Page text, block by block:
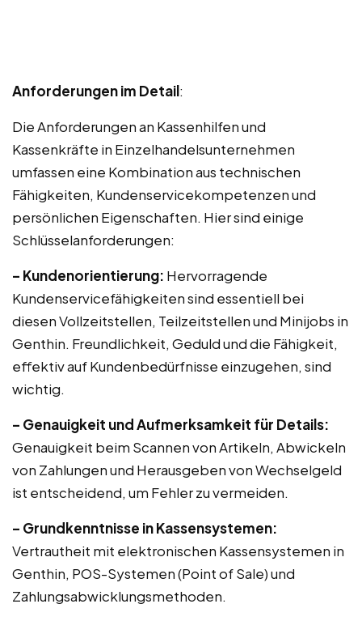
Anforderungen im Detail:
Die Anforderungen an Kassenhilfen und
Kassenkräfte in Einzelhandelsunternehmen
umfassen eine Kombination aus technischen
Fähigkeiten, Kundenservicekompetenzen und
persönlichen Eigenschaften. Hier sind einige
Schlüsselanforderungen:
– Kundenorientierung: Hervorragende
Kundenservicefähigkeiten sind essentiell bei
diesen Vollzeitstellen, Teilzeitstellen und Minijobs in
Genthin. Freundlichkeit, Geduld und die Fähigkeit,
effektiv auf Kundenbedürfnisse einzugehen, sind
wichtig.
– Genauigkeit und Aufmerksamkeit für Details:
Genauigkeit beim Scannen von Artikeln, Abwickeln
von Zahlungen und Herausgeben von Wechselgeld
ist entscheidend, um Fehler zu vermeiden.
– Grundkenntnisse in Kassensystemen:
Vertrautheit mit elektronischen Kassensystemen in
Genthin, POS-Systemen (Point of Sale) und
Zahlungsabwicklungsmethoden.